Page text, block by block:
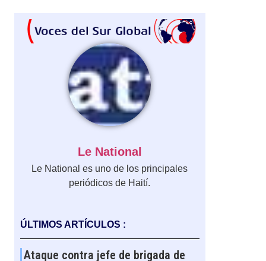
Le National
Le National es uno de los principales
periódicos de Haití.
ÚLTIMOS ARTÍCULOS :
Ataque contra jefe de brigada de